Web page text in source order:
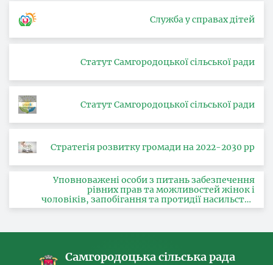
Служба у справах дітей
Статут Самгородоцької сільської ради
Статут Самгородоцької сільської ради
Стратегія розвитку громади на 2022-2030 рр
Уповноважені особи з питань забезпечення
рівних прав та можливостей жінок і
чоловіків, запобігання та протидії насильству
за ознакою статі, з питань здійснення заходів,
Самгородоцька сільська рада